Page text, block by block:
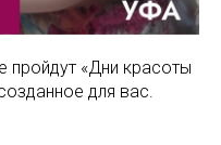
«Дни красоты
для вас.